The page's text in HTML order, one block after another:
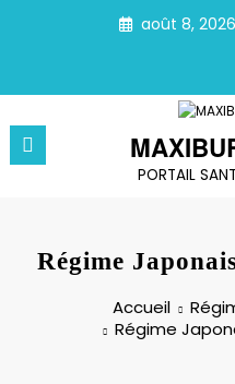
août 8, 2026
PORTAIL
Régime
Accueil
Régime